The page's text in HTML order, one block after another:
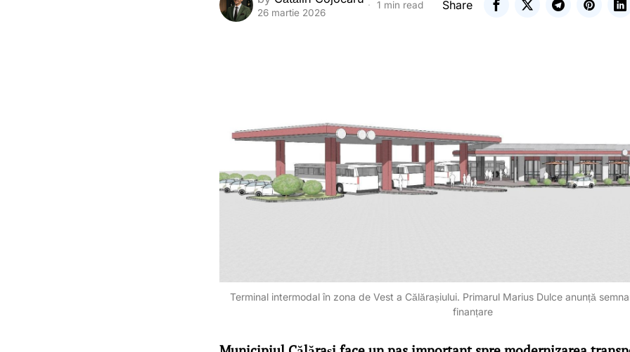
26 martie 2026
1 min read Share
Terminal intermodal în zona de Vest a Călărașiului. Primarul Marius Dulce anunță
finanțare